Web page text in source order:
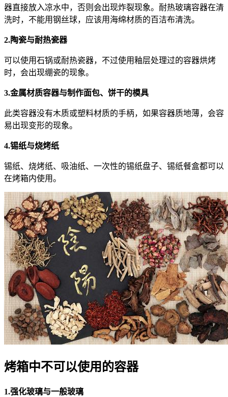
器直接放入凉水中，否则会出现炸裂现象。耐热玻璃容器在清
洗时，不能用钢丝球，应该用海绵材质的百洁布清洗。
2.陶瓷与耐热瓷器
可以使用石锅或耐热瓷器，不过使用釉层处理过的容器烘烤
时，会出现绷瓷的现象。
3.金属材质容器与制作面包、饼干的模具
此类容器没有木质或塑料材质的手柄，如果容器质地薄，会容
易出现变形的现象。
4.锡纸与烧烤纸
锡纸、烧烤纸、吸油纸、一次性的锡纸盘子、锡纸餐盒都可以
在烤箱内使用。
烤箱中不可以使用的容器
1.强化玻璃与一般玻璃